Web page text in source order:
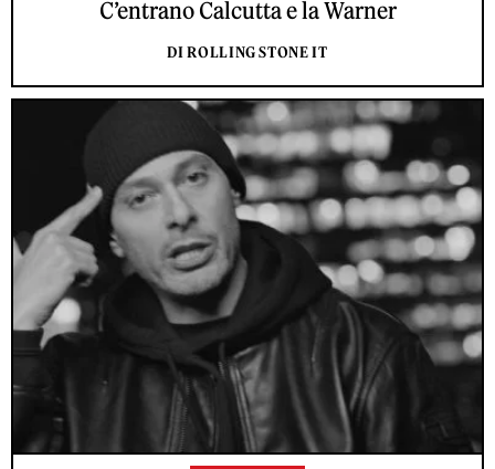
C’entrano Calcutta e la Warner
DI ROLLING STONE IT